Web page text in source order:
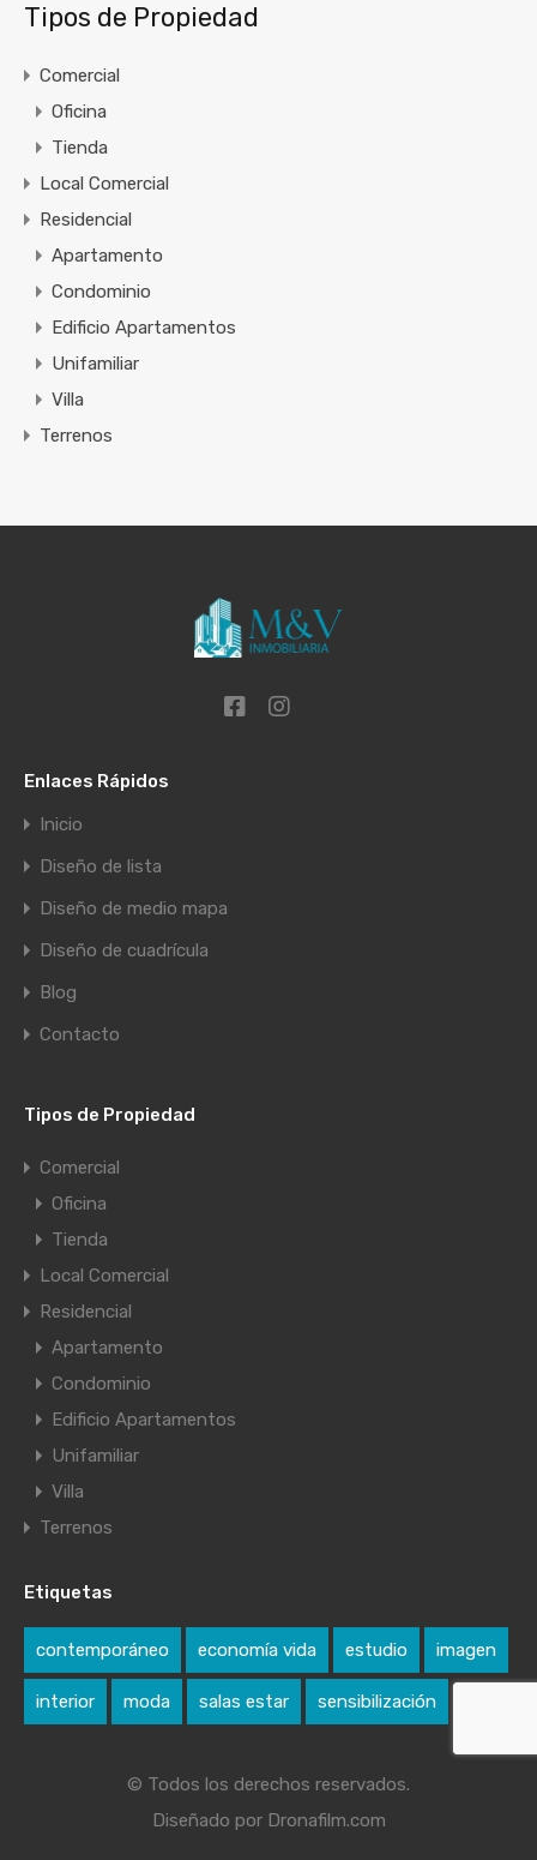
Tipos de Propiedad
Comercial
Oficina
Tienda
Local Comercial
Residencial
Apartamento
Condominio
Edificio Apartamentos
Unifamiliar
Villa
Terrenos
Enlaces Rápidos
Inicio
Diseño de lista
Diseño de medio mapa
Diseño de cuadrícula
Blog
Contacto
Tipos de Propiedad
Comercial
Oficina
Tienda
Local Comercial
Residencial
Apartamento
Condominio
Edificio Apartamentos
Unifamiliar
Villa
Terrenos
Etiquetas
contemporáneo economía vida estudio imagen
interior moda salas estar sensibilización
© Todos los derechos reservados.
Diseñado por Dronafilm.com